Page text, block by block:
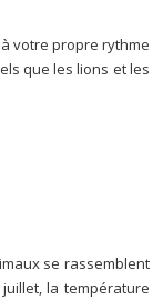
votre propre rythme
que les lions et les
se rassemblent
la température